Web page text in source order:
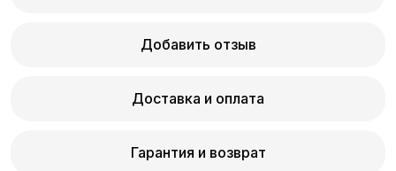
Добавить отзыв
Доставка и оплата
Гарантия и возврат